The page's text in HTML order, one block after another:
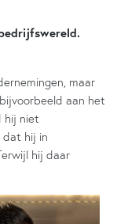
maar
aan het
hij niet
dat hij in
hij daar